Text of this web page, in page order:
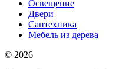
Освещение
Двери
Сантехника
Мебель из дерева
© 2026